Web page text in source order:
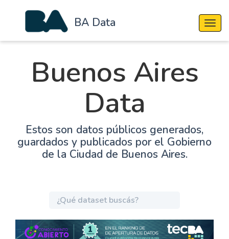
BA Data
Buenos Aires
Data
Estos son datos públicos generados,
guardados y publicados por el Gobierno
de la Ciudad de Buenos Aires.